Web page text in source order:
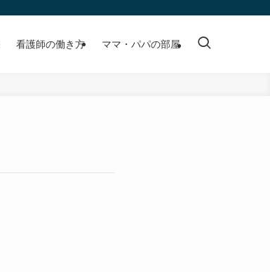
看護師の働き方 ママ・パパの部屋